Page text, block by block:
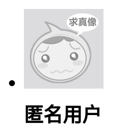
匿名用户